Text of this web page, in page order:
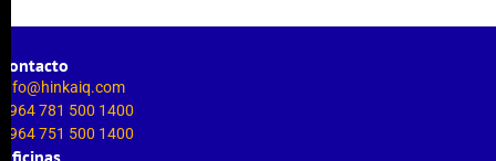
Contacto
info@hinkaiq.com
+964 781 500 1400
+964 751 500 1400